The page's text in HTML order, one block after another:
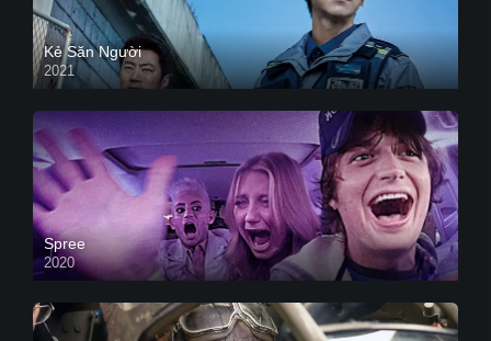
Kẻ Săn Người
2021
Spree
2020